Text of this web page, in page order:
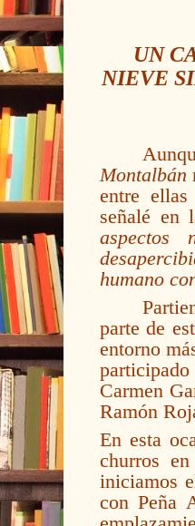
UN
NIEVE
Montalbán
entre
señalé en
aspectos
humano
parte de
entorno
Carmen
Ramón
En esta
churros
iniciamos
con Peña